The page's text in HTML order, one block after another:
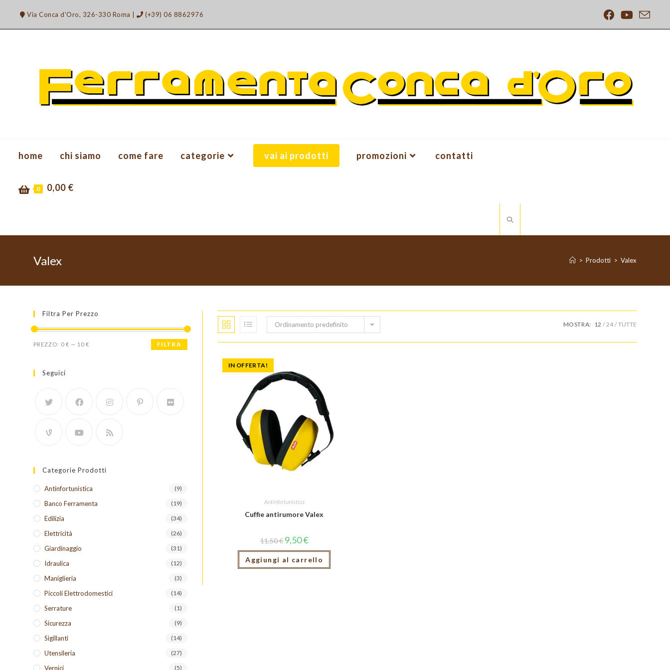
contenuto
Via Conca d'Oro, 326-330 Roma (+39) 06 8862976
home chi siamo come fare categorie vai ai prodotti promozioni contatti
0 0,00 €
Valex > Prodotti > Valex
Ordinamento predefinito MOSTRA: 12 24 TUTTE
IN OFFERTA!
Antinfortunistica
Cuffie antirumore Valex
11,50€ 9,50€
Aggiungi al carrello
Filtra Per Prezzo
Prezzo
Prezzo
FILTRA
PREZZO: 0 € — 10 €
Seguici
Categorie Prodotti
Antinfortunistica (9)
Banco Ferramenta (19)
Edilizia (34)
Elettricità (26)
Giardinaggio (31)
Idraulica (12)
Maniglieria (3)
Piccoli Elettrodomestici (14)
Serrature (1)
Sicurezza (9)
Sigillanti (14)
Utensileria (27)
Vernici (5)